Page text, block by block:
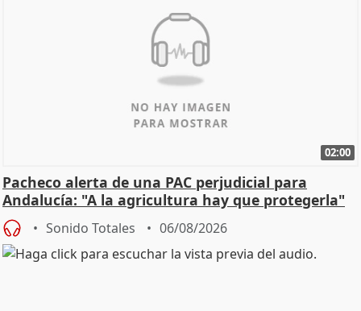
02:00
Pacheco alerta de una PAC perjudicial para
Andalucía: "A la agricultura hay que protegerla"
Sonido Totales 06/08/2026